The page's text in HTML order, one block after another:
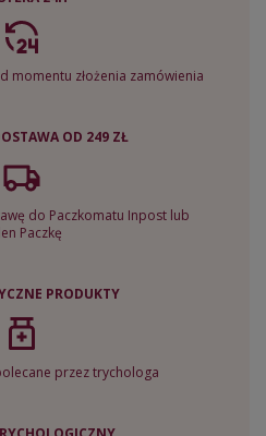
momentu złożenia zamówienia
OD 249 ZŁ
do Paczkomatu Inpost lub
Paczkę
PRODUKTY
przez trychologa